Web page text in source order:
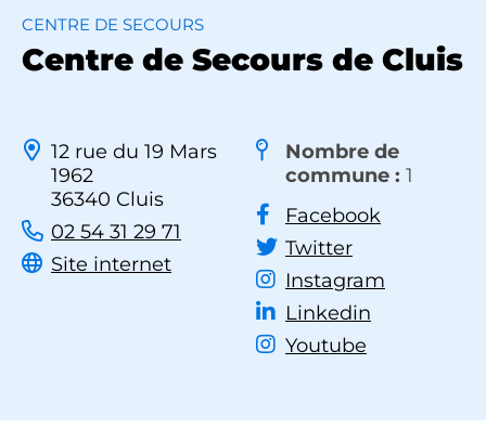
CENTRE DE SECOURS
Centre de Secours de Cluis
12 rue du 19 Mars
1962
36340 Cluis
02 54 31 29 71
Site internet
Nombre de
commune : 1
Facebook
Twitter
Instagram
Linkedin
Youtube